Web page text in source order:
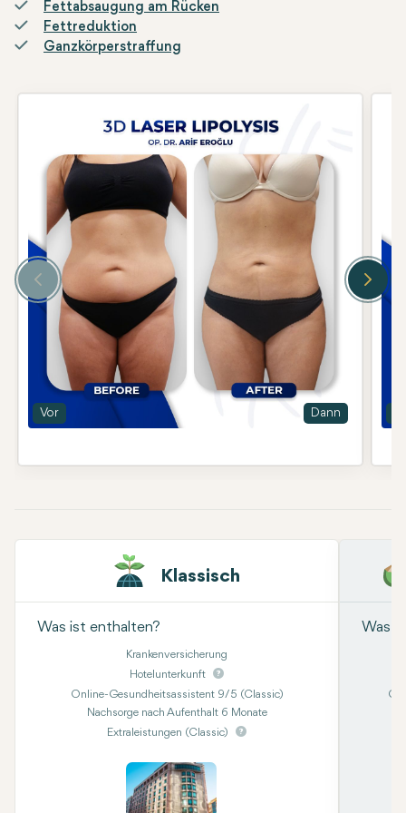
Kombination aus Vaser und CelluSmooth in der 3D
Laserlipolyse bietet eine umfassende Lösung für die
die Körperform und behandelt die Probleme von regionalen
Fettüberschüssen. Ein bemerkenswerter Vorteil der 3D
Laserlipolyse ist ihre Fähigkeit, spezifische Bereiche präzise
anzusteuern. Dies macht sie besonders effektiv, um
Körperkonturen in Bereichen zu verfeinern, die gegenüber
herkömmlicher Ernährung und Bewegung möglicherweise
widerstandsfähig sind. Die in diesem Verfahren eingesetzten
Ultraschall- und Laserprinzipien fördern nicht nur die
Fettreduktion, sondern auch die Regeneration von gesundem
Gewebe.
Fettabsaugung am Rücken
Fettreduktion
Ganzkörperstraffung
Vor Dann
Klassisch
Was ist enthalten?
Krankenversicherung
Hotelunterkunft
Online-Gesundheitsassistent 9/5 (Classic)
Nachsorge nach Aufenthalt 6 Monate
Extraleistungen (Classic)
Was